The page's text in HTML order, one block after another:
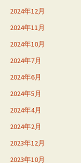
2024年12月
2024年11月
2024年10月
2024年7月
2024年6月
2024年5月
2024年4月
2024年2月
2023年12月
2023年10月